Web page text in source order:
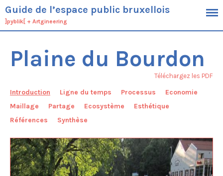
Public cible
Définition de l’espace public
Contexte
Typologie générique des espaces
bruxellois
Spécificités du territoire bruxellois
Guide de l’espace public bruxellois
]pyblik[ + Artgineering
Plaine du Bourdon
Téléchargez les PDF
Introduction Ligne du temps Processus
Economie
Maillage
Partage Ecosystème
Esthétique
Références
Synthèse